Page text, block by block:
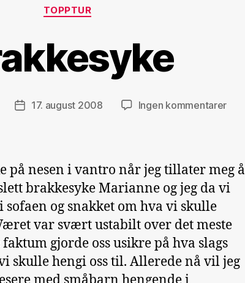
Kategorier
TOPPTUR
Publiseringsdato
17. august 2008 Ingen kommentarertil
på nesen i vantro når jeg tillater meg å
brakkesyke Marianne og jeg da vi
sofaen og snakket om hva vi skulle
var svært ustabilt over det meste
gjorde oss usikre på hva slags
skulle hengi oss til. Allerede nå vil jeg